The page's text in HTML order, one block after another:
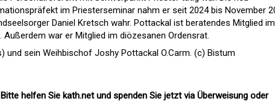
im Priesterseminar nahm er seit 2024 bis November
Daniel Kretsch wahr. Pottackal ist beratendes Mitglied im
war er Mitglied im diözesanen Ordensrat.
und sein Weihbischof Joshy Pottackal O.Carm. (c) Bistum
Bitte helfen Sie kath.net und spenden Sie jetzt via Überweisung oder